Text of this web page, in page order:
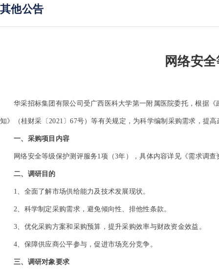
其他公告
网络安
华采招标集团有限公司受广西医科大学第一附属医院委托，根据
知》（桂财采〔2021〕67号）等有关规定，为科学编制采购需求，提
一、采购项目内容
网络安全等级保护测评服务1项（3年），具体内容详见《需求调查
二、调研目的
1、全面了解市场供给能力及技术发展现状。
2、科学制定采购需求，避免倾向性、排他性条款。
3、优化采购方案和采购预算，提升采购效率与财政资金效益。
4、保障供应商公平参与，促进市场充分竞争。
三、调研对象要求